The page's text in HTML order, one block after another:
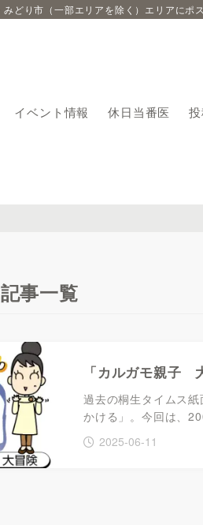
どり市（一部エリアを除く）エリアにポ
イベント情報 休日当番医
事一覧
「カルガモ親子
過去の桐生タイムス
かける」。今回は、
2025-06-11